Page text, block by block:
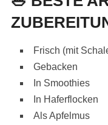
Frisch (mit
Gebacken
In Smoothies
In Haferflocken
Als Apfelmus